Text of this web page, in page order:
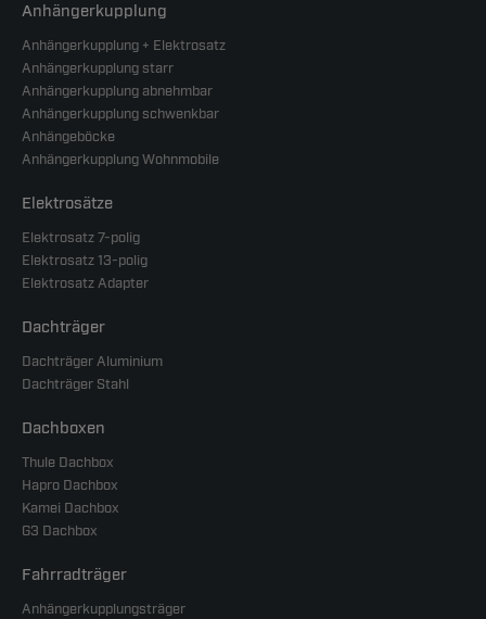
Anhängerkupplung
Anhängerkupplung + Elektrosatz
Anhängerkupplung starr
Anhängerkupplung abnehmbar
Anhängerkupplung schwenkbar
Anhängeböcke
Anhängerkupplung Wohnmobile
Elektrosätze
Elektrosatz 7-polig
Elektrosatz 13-polig
Elektrosatz Adapter
Dachträger
Dachträger Aluminium
Dachträger Stahl
Dachboxen
Thule Dachbox
Hapro Dachbox
Kamei Dachbox
G3 Dachbox
Fahrradträger
Anhängerkupplungsträger